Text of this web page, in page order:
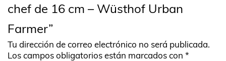
chef de 16 cm – Wüsthof Urban
Farmer”
Tu dirección de correo electrónico no será publicada.
Los campos obligatorios están marcados con *